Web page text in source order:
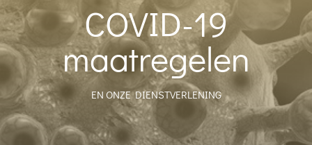
COVID-19
maatregelen
EN ONZE DIENSTVERLENING